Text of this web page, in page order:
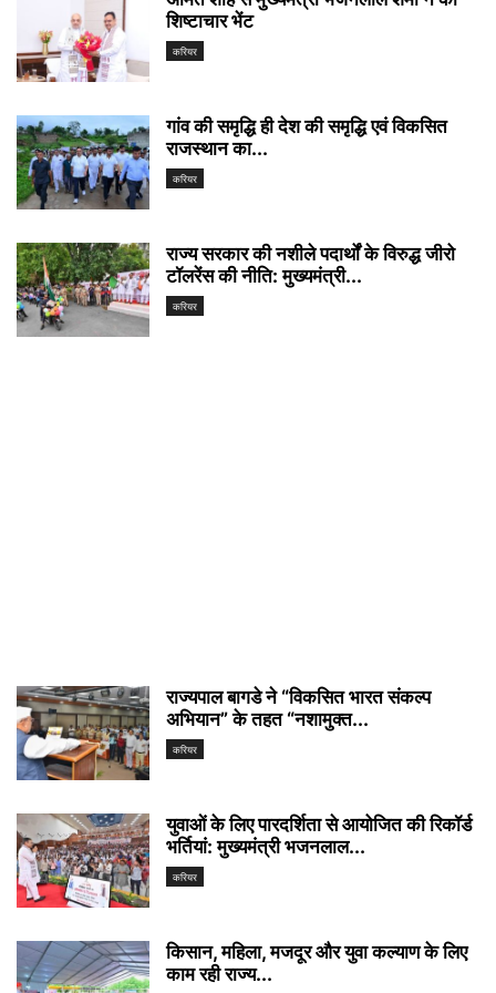
शिष्टाचार भेंट
करियर
गांव की समृद्धि ही देश की समृद्धि एवं विकसित
राजस्थान का...
करियर
राज्य सरकार की नशीले पदार्थों के विरुद्ध जीरो
टॉलरेंस की नीति: मुख्यमंत्री...
करियर
राज्यपाल बागडे ने “विकसित भारत संकल्प
अभियान” के तहत “नशामुक्त...
करियर
युवाओं के लिए पारदर्शिता से आयोजित की रिकॉर्ड
भर्तियां: मुख्यमंत्री भजनलाल...
करियर
किसान, महिला, मजदूर और युवा कल्याण के लिए
काम रही राज्य...